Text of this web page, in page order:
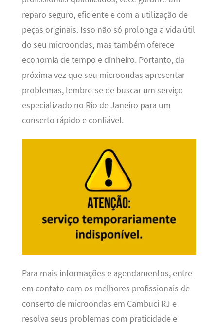
reparo seguro, eficiente e com a utilização de
peças originais. Isso não só prolonga a vida útil
do seu microondas, mas também oferece
economia de tempo e dinheiro. Portanto, da
próxima vez que seu microondas apresentar
problemas, lembre-se de buscar um serviço
especializado no Rio de Janeiro para um
conserto rápido e confiável.
Para mais informações e agendamentos, entre
em contato com os melhores profissionais de
conserto de microondas em Cambuci RJ e
resolva seus problemas com praticidade e